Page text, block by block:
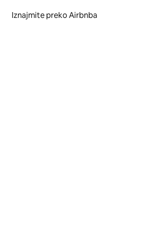
Iznajmite preko Airbnba